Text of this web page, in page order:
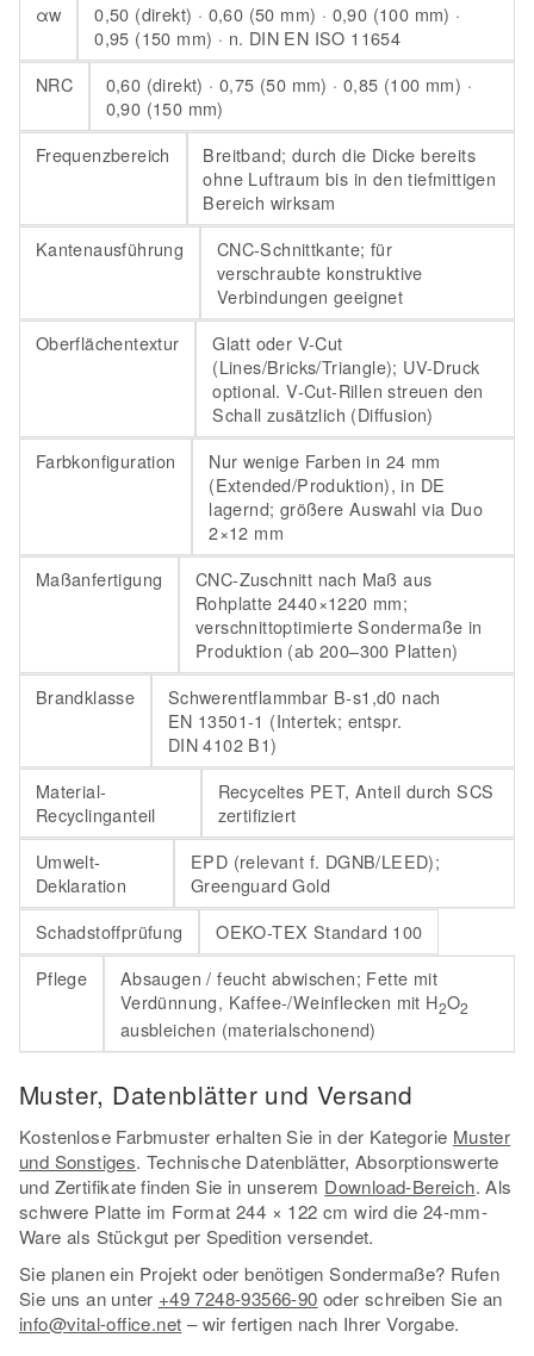
αw
0,50 (direkt) · 0,60 (50 mm) · 0,90 (100 mm) ·
0,95 (150 mm) · n. DIN EN ISO 11654
NRC
0,60 (direkt) · 0,75 (50 mm) · 0,85 (100 mm) ·
0,90 (150 mm)
Frequenzbereich
Breitband; durch die Dicke bereits
ohne Luftraum bis in den tiefmittigen
Bereich wirksam
Kantenausführung
CNC-Schnittkante; für
verschraubte konstruktive
Verbindungen geeignet
Oberflächentextur
Glatt oder V-Cut
(Lines/Bricks/Triangle); UV-Druck
optional. V-Cut-Rillen streuen den
Schall zusätzlich (Diffusion)
Farbkonfiguration
Nur wenige Farben in 24 mm
(Extended/Produktion), in DE
lagernd; größere Auswahl via Duo
2×12 mm
Maßanfertigung
CNC-Zuschnitt nach Maß aus
Rohplatte 2440×1220 mm;
verschnittoptimierte Sondermaße in
Produktion (ab 200–300 Platten)
Brandklasse
Schwerentflammbar B-s1,d0 nach
EN 13501-1 (Intertek; entspr.
DIN 4102 B1)
Material-
Recyclinganteil
Recyceltes PET, Anteil durch SCS
zertifiziert
Umwelt-
Deklaration
EPD (relevant f. DGNB/LEED);
Greenguard Gold
Schadstoffprüfung
OEKO-TEX Standard 100
Pflege
Absaugen / feucht abwischen; Fette mit
Verdünnung, Kaffee-/Weinflecken mit H2O2
ausbleichen (materialschonend)
Muster, Datenblätter und Versand
Kostenlose Farbmuster erhalten Sie in der Kategorie Muster
und Sonstiges. Technische Datenblätter, Absorptionswerte
und Zertifikate finden Sie in unserem Download-Bereich. Als
schwere Platte im Format 244 × 122 cm wird die 24-mm-
Ware als Stückgut per Spedition versendet.
Sie planen ein Projekt oder benötigen Sondermaße? Rufen
Sie uns an unter +49 7248-93566-90 oder schreiben Sie an
info@vital-office.net – wir fertigen nach Ihrer Vorgabe.